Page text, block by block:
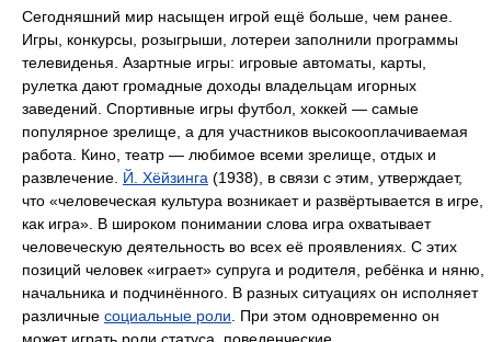
Сегодняшний мир насыщен игрой ещё больше, чем ранее.
Игры, конкурсы, розыгрыши, лотереи заполнили программы
телевиденья. Азартные игры: игровые автоматы, карты,
рулетка дают громадные доходы владельцам игорных
заведений. Спортивные игры футбол, хоккей — самые
популярное зрелище, а для участников высокооплачиваемая
работа. Кино, театр — любимое всеми зрелище, отдых и
развлечение. Й. Хёйзинга (1938), в связи с этим, утверждает,
что «человеческая культура возникает и развёртывается в игре,
как игра». В широком понимании слова игра охватывает
человеческую деятельность во всех её проявлениях. С этих
позиций человек «играет» супруга и родителя, ребёнка и няню,
начальника и подчинённого. В разных ситуациях он исполняет
различные социальные роли . При этом одновременно он
может играть роли статуса, поведенческие,